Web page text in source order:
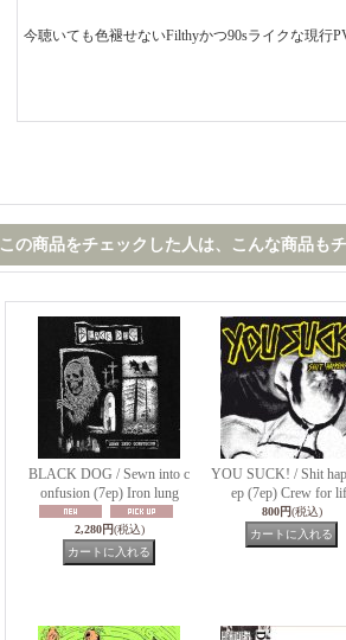
今聴いても色褪せないFilthyかつ90sライクな現行
この商品をチェックした人は、こんな商品も
BLACK DOG / Sewn into c
onfusion (7ep) Iron lung
2,280円(税込)
YOU SUCK! / Shit
ep (7ep) Crew for
800円(税込)